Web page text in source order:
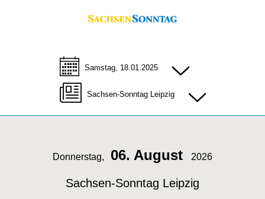
Samstag, 18.01.2025
Sachsen-Sonntag Leipzig
Donnerstag, 06. August 2026
Sachsen-Sonntag Leipzig